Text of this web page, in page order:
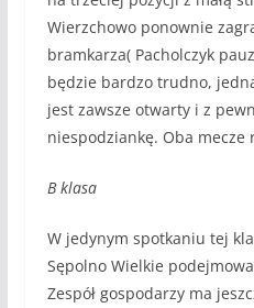
Wierzchowo ponownie
bramkarza( Pacholczyk
będzie bardzo trudno,
jest zawsze otwarty i z
niespodziankę. Oba mecze
B klasa
W jedynym spotkaniu tej
Sępolno Wielkie
Zespół gospodarzy ma